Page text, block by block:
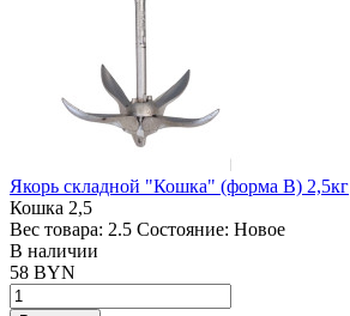
Якорь складной "Кошка" (форма В) 2,5кг
Кошка 2,5
Вес товара: 2.5 Состояние: Новое
В наличии
58 BYN